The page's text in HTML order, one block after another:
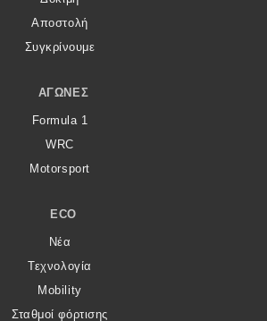
Αποστολή
Συγκρίνουμε
ΑΓΏΝΕΣ
Formula 1
WRC
Motorsport
ECO
Νέα
Τεχνολογία
Mobility
Σταθμοί φόρτισης